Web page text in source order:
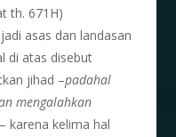
th. 671H)
asas dan landasan
di atas disebut
jihad –padahal
mengalahkan
– karena kelima hal